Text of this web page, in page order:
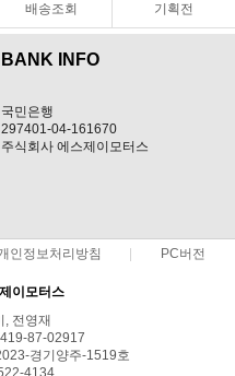
배송조회 기획전
BANK INFO
국민은행
297401-04-161670
주식회사 에스제이모터스
인정보처리방침 PC버전
이모터스
, 전영재
87-02917
경기양주-1519호
4134